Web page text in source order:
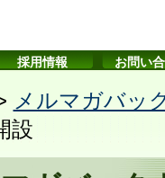
採用情報 お問い
メルマガバッ
設